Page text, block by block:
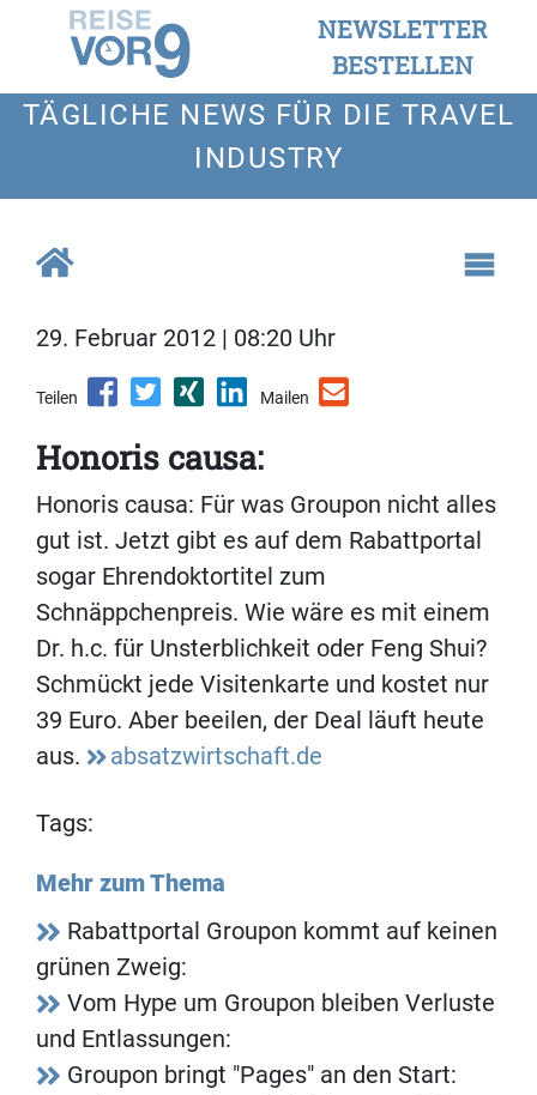
NEWSLETTER
BESTELLEN
TÄGLICHE NEWS FÜR DIE TRAVEL
INDUSTRY
29. Februar 2012 | 08:20 Uhr
Teilen Mailen
Honoris causa:
Honoris causa: Für was Groupon nicht alles
gut ist. Jetzt gibt es auf dem Rabattportal
sogar Ehrendoktortitel zum
Schnäppchenpreis. Wie wäre es mit einem
Dr. h.c. für Unsterblichkeit oder Feng Shui?
Schmückt jede Visitenkarte und kostet nur
39 Euro. Aber beeilen, der Deal läuft heute
aus.
absatzwirtschaft.de
Tags:
Mehr zum Thema
Rabattportal Groupon kommt auf keinen
grünen Zweig:
Vom Hype um Groupon bleiben Verluste
und Entlassungen:
Groupon bringt "Pages" an den Start: